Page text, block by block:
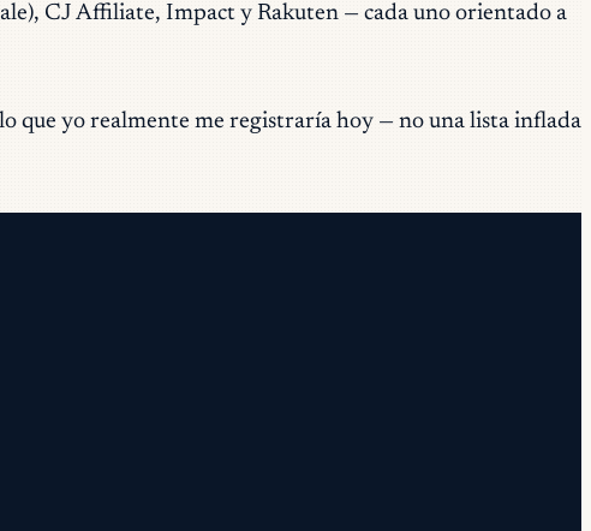
CJ Affiliate, Impact y Rakuten — cada uno orientado a
que yo realmente me registraría hoy — no una lista inflada